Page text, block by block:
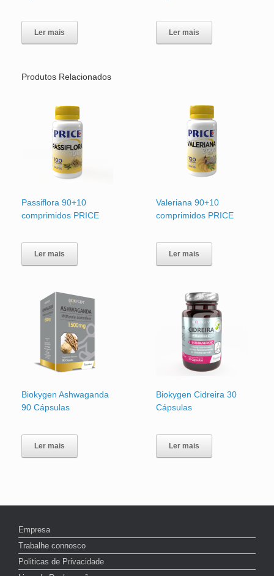
Ler mais Ler mais
Produtos Relacionados
Passiflora 90+10
comprimidos PRICE
Ler mais
Valeriana 90+10
comprimidos PRICE
Ler mais
Biokygen Ashwaganda
90 Cápsulas
Ler mais
Biokygen Cidreira 30
Cápsulas
Ler mais
Empresa
Trabalhe connosco
Politicas de Privacidade